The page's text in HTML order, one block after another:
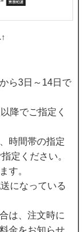
ら3日～14日で
降でご指定く
時間帯の指定
定ください。
す。
になっている
は、注文時に